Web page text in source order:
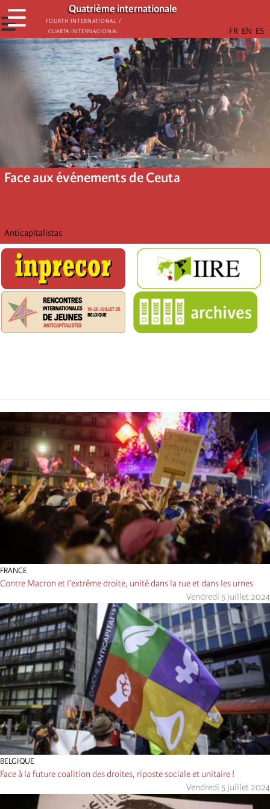
Aller
au
contenu
principal
Quatrième internationale
Fourth International /
Cuarta Internacional
☰
☰
Face aux événements de Ceuta
Anticapitalistas
FRANCE
Contre Macron et l’extrême droite, unité dans la rue et dans les urnes
Vendredi 5 juillet 2024
BELGIQUE
Face à la future coalition des droites, riposte sociale et unitaire !
Vendredi 5 juillet 2024